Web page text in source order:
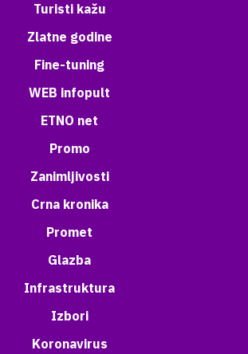
Turisti kažu
Zlatne godine
Fine-tuning
WEB infopult
ETNO net
Promo
Zanimljivosti
Crna kronika
Promet
Glazba
Infrastruktura
Izbori
Koronavirus